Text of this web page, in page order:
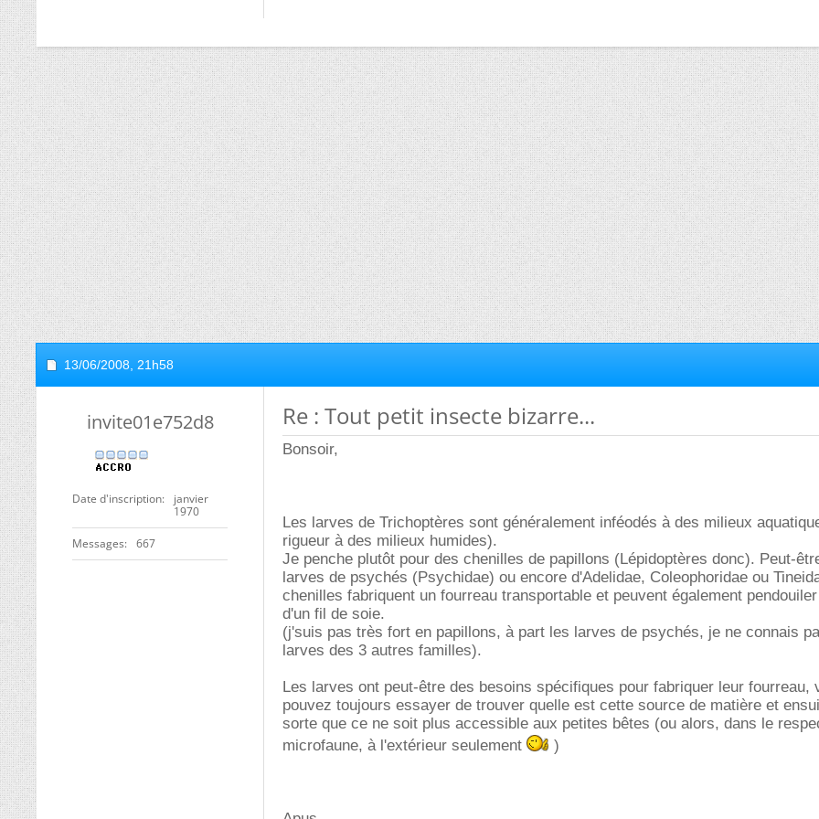
13/06/2008, 21h58
invite01e752d8
Date d'inscription
janvier
1970
Messages 667
Re : Tout petit insecte bizarre...
Bonsoir,
Les larves de Trichoptères sont généralement inféodés à des milieux
rigueur à des milieux humides).
Je penche plutôt pour des chenilles de papillons (Lépidoptères donc). Peut-
larves de psychés (Psychidae) ou encore d'Adelidae, Coleophoridae ou
chenilles fabriquent un fourreau transportable et peuvent également
d'un fil de soie.
(j'suis pas très fort en papillons, à part les larves de psychés, je ne connais
larves des 3 autres familles).
Les larves ont peut-être des besoins spécifiques pour fabriquer leur fourreau,
pouvez toujours essayer de trouver quelle est cette source de matière et
sorte que ce ne soit plus accessible aux petites bêtes (ou alors, dans le
microfaune, à l'extérieur seulement
)